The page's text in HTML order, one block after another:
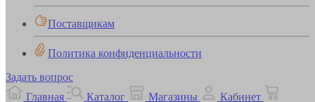
Поставщикам
Политика конфиденциальности
Задать вопрос
Главная
Каталог Магазины
Кабинет